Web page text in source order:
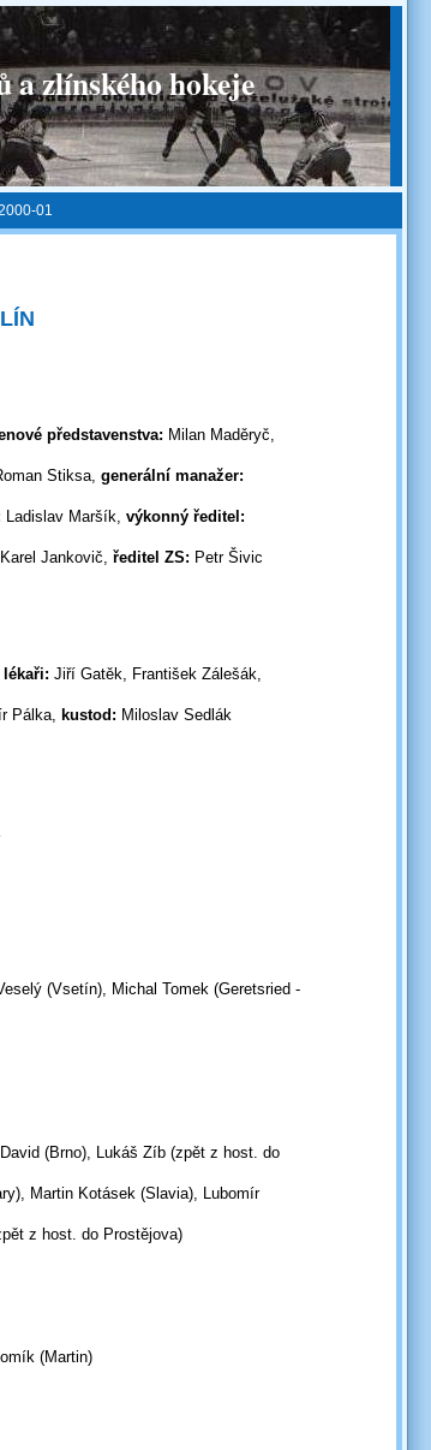
zlínského hokeje
01
představenstva: Milan Maděryč,
Stiksa, generální manažer:
Ladislav Maršík, výkonný ředitel:
Karel Jankovič, ředitel ZS: Petr Šivic
lékaři: Jiří Gatěk, František Zálešák,
Pálka, kustod: Miloslav Sedlák
(Vsetín), Michal Tomek (Geretsried -
(Brno), Lukáš Zíb (zpět z host. do
Martin Kotásek (Slavia), Lubomír
z host. do Prostějova)
(Martin)